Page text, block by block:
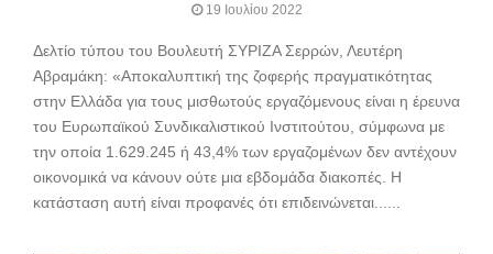
19 Ιουλίου 2022
Δελτίο τύπου του Βουλευτή ΣΥΡΙΖΑ Σερρών, Λευτέρη
Αβραμάκη: «Αποκαλυπτική της ζοφερής πραγματικότητας
στην Ελλάδα για τους μισθωτούς εργαζόμενους είναι η έρευνα
του Ευρωπαϊκού Συνδικαλιστικού Ινστιτούτου, σύμφωνα με
την οποία 1.629.245 ή 43,4% των εργαζομένων δεν αντέχουν
οικονομικά να κάνουν ούτε μια εβδομάδα διακοπές. Η
κατάσταση αυτή είναι προφανές ότι επιδεινώνεται......